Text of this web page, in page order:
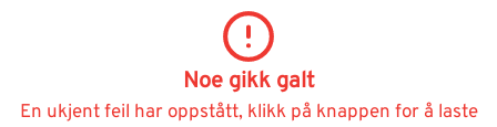
Noe gikk galt
En ukjent feil har oppstått, klikk på knappen for å laste